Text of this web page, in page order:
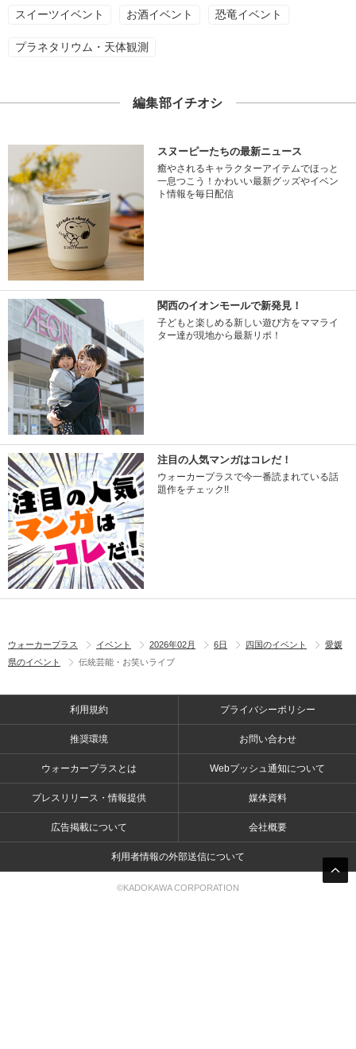
スイーツイベント お酒イベント 恐竜イベント
プラネタリウム・天体観測
編集部イチオシ
スヌーピーたちの最新ニュース
癒やされるキャラクターアイテムでほっと
一息つこう！かわいい最新グッズやイベン
ト情報を毎日配信
関西のイオンモールで新発見！
子どもと楽しめる新しい遊び方をママライ
ター達が現地から最新リポ！
注目の人気マンガはコレだ！
ウォーカープラスで今一番読まれている話
題作をチェック!!
ウォーカープラス イベント 2026年02月 6日 四国のイベント
愛媛
県のイベント
伝統芸能・お笑いライブ
利用規約 プライバシーポリシー
推奨環境 お問い合わせ
ウォーカープラスとは Webプッシュ通知について
プレスリリース・情報提供 媒体資料
広告掲載について 会社概要
利用者情報の外部送信について
©KADOKAWA CORPORATION